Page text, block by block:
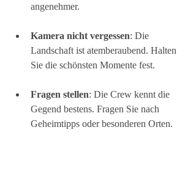
angenehmer.
Kamera nicht vergessen: Die
Landschaft ist atemberaubend. Halten
Sie die schönsten Momente fest.
Fragen stellen: Die Crew kennt die
Gegend bestens. Fragen Sie nach
Geheimtipps oder besonderen Orten.